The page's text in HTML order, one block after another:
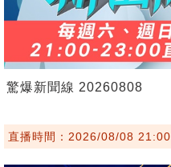
驚爆新聞線 20260808
直播時間：2026/08/08 21:00